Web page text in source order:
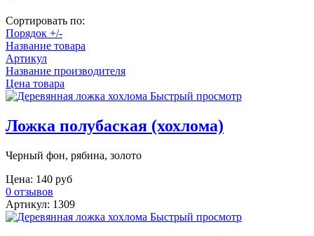
Сортировать по:
Порядок +/-
Название товара
Артикул
Название производителя
Цена товара
Быстрый просмотр
Ложка полубаская (хохлома)
Черный фон, рябина, золото
Цена: 140 руб
0 отзывов
Артикул: 1309
Быстрый просмотр